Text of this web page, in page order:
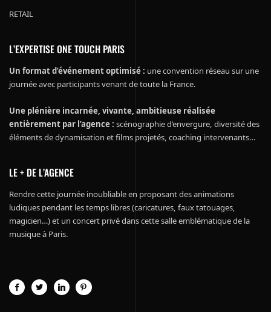
RETAIL
L’EXPERTISE ONE TOUCH PARIS
Un format d’événement optimisé : une convention réseau sur une
journée avec participants venant de toute la France.
Une plénière incarnée, vivante, ambitieuse réalisée
entièrement par l’agence : scénographie d’envergure, diversité des
éléments de dynamisation et films projetés, coaching intervenants…
LE + DE L’AGENCE
Rendre cette journée inoubliable en proposant des animations
ludiques pendant les temps libres (caricatures, faux tatouages,
magicien…) et un concert privé dans cette salle emblématique de la
musique à Paris.